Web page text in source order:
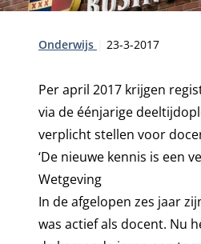
Type:
Onderwijs Publicatiedatum:
23-3-2017
Per april 2017 krijgen
via de éénjarige
verplicht stellen voor
‘De nieuwe kennis is een
Wetgeving
In de afgelopen zes jaar
was actief als docent. Nu